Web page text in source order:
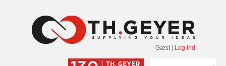
Gæst Log Ind